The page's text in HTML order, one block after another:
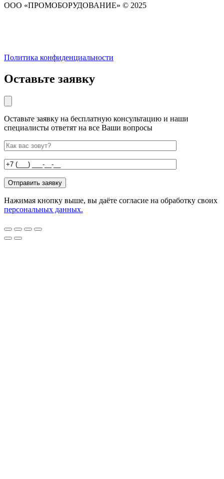
ООО «ПРОМОБОРУДОВАНИЕ» © 2025
Политика конфиденциальности
Оставьте заявку
Оставьте заявку на бесплатную консультацию и наши
специалисты ответят на все Ваши вопросы
Нажимая кнопку выше, вы даёте согласие на обработку своих
персональных данных.